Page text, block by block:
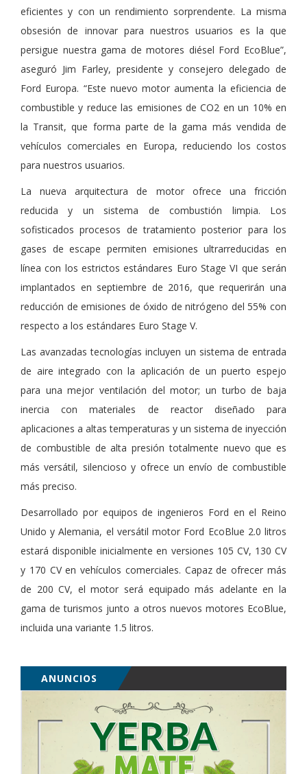
eficientes y con un rendimiento sorprendente. La misma
obsesión de innovar para nuestros usuarios es la que
persigue nuestra gama de motores diésel Ford EcoBlue”,
aseguró Jim Farley, presidente y consejero delegado de
Ford Europa. “Este nuevo motor aumenta la eficiencia de
combustible y reduce las emisiones de CO2 en un 10% en
la Transit, que forma parte de la gama más vendida de
vehículos comerciales en Europa, reduciendo los costos
para nuestros usuarios.
La nueva arquitectura de motor ofrece una fricción
reducida y un sistema de combustión limpia. Los
sofisticados procesos de tratamiento posterior para los
gases de escape permiten emisiones ultrarreducidas en
línea con los estrictos estándares Euro Stage VI que serán
implantados en septiembre de 2016, que requerirán una
reducción de emisiones de óxido de nitrógeno del 55% con
respecto a los estándares Euro Stage V.
Las avanzadas tecnologías incluyen un sistema de entrada
de aire integrado con la aplicación de un puerto espejo
para una mejor ventilación del motor; un turbo de baja
inercia con materiales de reactor diseñado para
aplicaciones a altas temperaturas y un sistema de inyección
de combustible de alta presión totalmente nuevo que es
más versátil, silencioso y ofrece un envío de combustible
más preciso.
Desarrollado por equipos de ingenieros Ford en el Reino
Unido y Alemania, el versátil motor Ford EcoBlue 2.0 litros
estará disponible inicialmente en versiones 105 CV, 130 CV
y 170 CV en vehículos comerciales. Capaz de ofrecer más
de 200 CV, el motor será equipado más adelante en la
gama de turismos junto a otros nuevos motores EcoBlue,
incluida una variante 1.5 litros.
ANUNCIOS